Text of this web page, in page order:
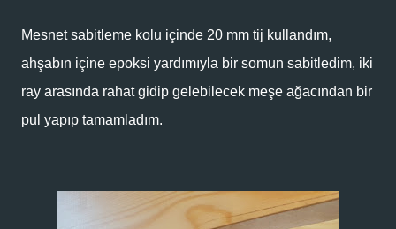
Mesnet sabitleme kolu içinde 20 mm tij kullandım,
ahşabın içine epoksi yardımıyla bir somun sabitledim, iki
ray arasında rahat gidip gelebilecek meşe ağacından bir
pul yapıp tamamladım.